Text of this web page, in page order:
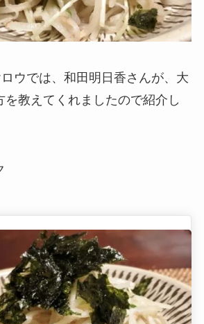
ウでは、和田明日香さんが、大
を教えてくれましたので紹介し